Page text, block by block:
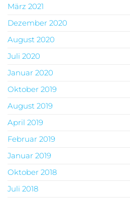
März 2021
Dezember 2020
August 2020
Juli 2020
Januar 2020
Oktober 2019
August 2019
April 2019
Februar 2019
Januar 2019
Oktober 2018
Juli 2018